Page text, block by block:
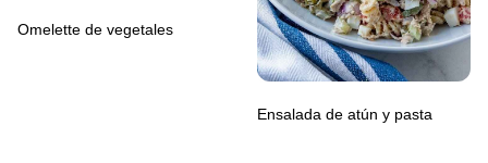
Omelette de vegetales
Ensalada de atún y pasta